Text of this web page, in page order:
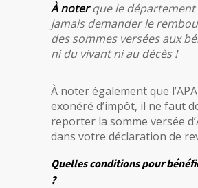
À noter que le
jamais demander le
des sommes versées aux
ni du vivant ni au décès !
À noter également que
exonéré d’impôt, il ne faut
reporter la somme versée
dans votre déclaration de
Quelles conditions pour
?